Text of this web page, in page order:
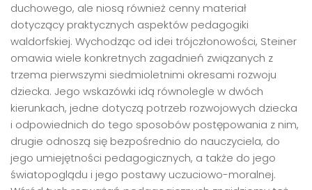
duchowego, ale niosą również cenny materiał
dotyczący praktycznych aspektów pedagogiki
waldorfskiej. Wychodząc od idei trójczłonowości, Steiner
omawia wiele konkretnych zagadnień związanych z
trzema pierwszymi siedmioletnimi okresami rozwoju
dziecka. Jego wskazówki idą równolegle w dwóch
kierunkach, jedne dotyczą potrzeb rozwojowych dziecka
i odpowiednich do tego sposobów postępowania z nim,
drugie odnoszą się bezpośrednio do nauczyciela, do
jego umiejętności pedagogicznych, a także do jego
światopoglądu i jego postawy uczuciowo-moralnej.